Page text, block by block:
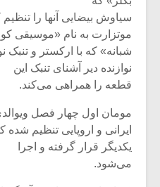
سیاوش بیضایی آنها را
موتزارت به نام «موسیقی
شبانه» که با ارکستر و
نوازنده دیر آشنای تنبک این
قطعه را همراهی می‌کند.
مومان اول چهار فصل
ایرانی و اروپایی تنظیم شده
یکدیگر قرار گرفته و اجرا
می‌شود.